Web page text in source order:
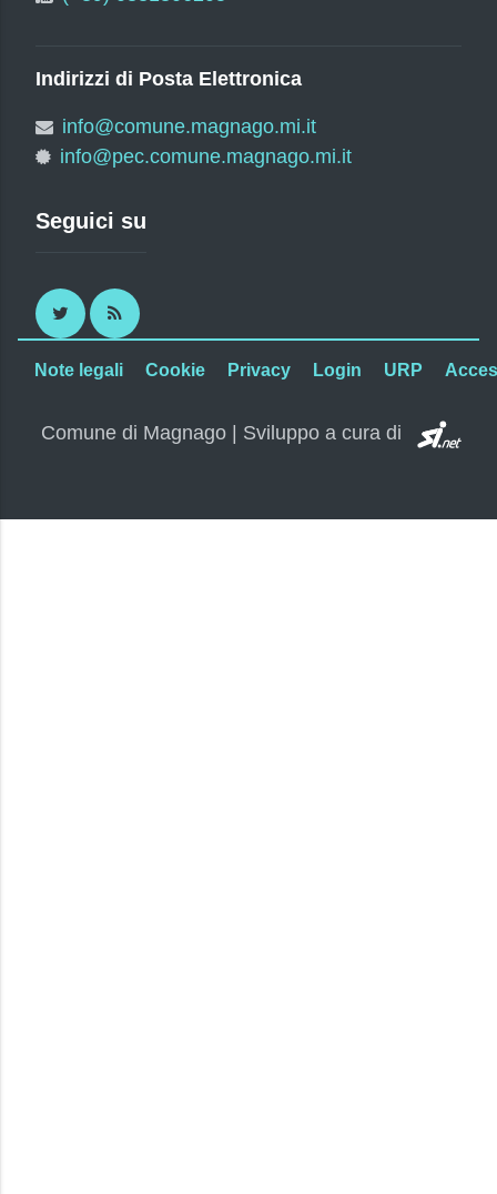
Indirizzi di Posta Elettronica
info@comune.magnago.mi.it
info@pec.comune.magnago.mi.it
Seguici su
Twitter RSS
Note legali Cookie Privacy Login URP
Comune di Magnago | Sviluppo a cura di